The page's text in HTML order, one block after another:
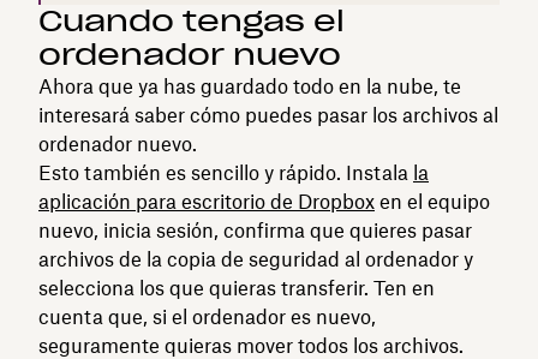
Cuando tengas el
ordenador nuevo
Ahora que ya has guardado todo en la nube, te
interesará saber cómo puedes pasar los archivos al
ordenador nuevo.
Esto también es sencillo y rápido. Instala la
aplicación para escritorio de Dropbox en el equipo
nuevo, inicia sesión, confirma que quieres pasar
archivos de la copia de seguridad al ordenador y
selecciona los que quieras transferir. Ten en
cuenta que, si el ordenador es nuevo,
seguramente quieras mover todos los archivos.